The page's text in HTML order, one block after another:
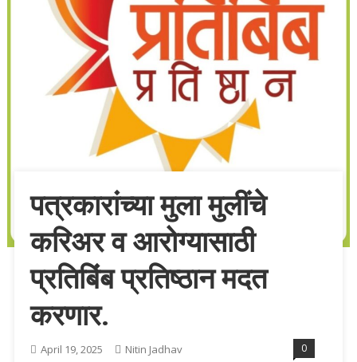
पत्रकारांच्या मुला मुलींचे
करिअर व आरोग्यासाठी
प्रतिबिंब प्रतिष्ठान मदत
करणार.
April 19, 2025 Nitin Jadhav 0